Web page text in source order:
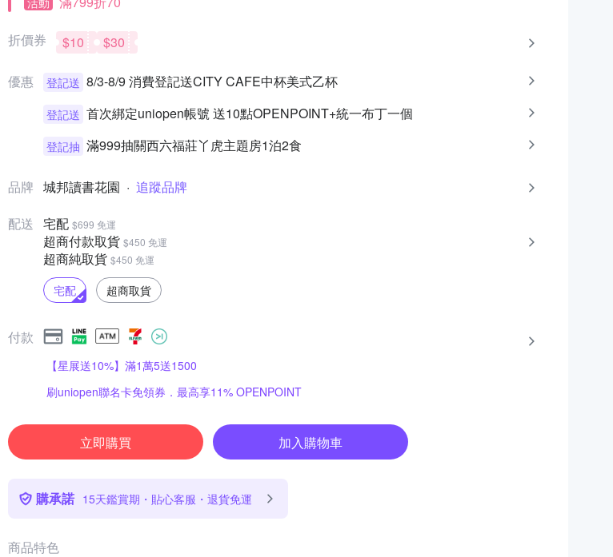
折價券 $10 $30
優惠 登記送 8/3-8/9 消費登記送CITY CAFE中杯美式乙杯
登記送 首次綁定uniopen帳號 送10點OPENPOINT+統一布丁一個
登記抽 滿999抽關西六福莊丫虎主題房1泊2食
品牌 城邦讀書花園 · 追蹤品牌
配送
宅配 $699 免運
超商付款取貨 $450 免運
超商純取貨 $450 免運
宅配 超商取貨
付款
【星展送10%】滿1萬5送1500
刷uniopen聯名卡免領券．最高享11% OPENPOINT
立即購買 加入購物車
購承諾 15天鑑賞期・貼心客服・退貨免運
商品特色